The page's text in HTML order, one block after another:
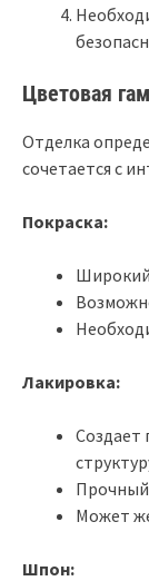
Цветовая
Отделка
сочетается с
Покраска:
Лакировка:
Создает
Может
Шпон: